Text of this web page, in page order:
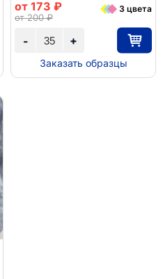
+
-
от 173 ₽
от 200 ₽
3 цвета
Заказать образцы